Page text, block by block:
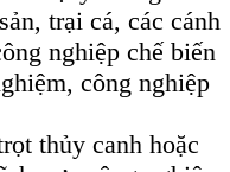
trại cá, các cánh
nghiệp chế biến
công nghiệp
thủy canh hoặc